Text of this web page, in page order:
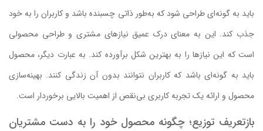
باید به گونه‌ای طراحی شود که به‌طور ذاتی چسبنده باشد و کاربران را به خود
جذب کند. این به معنای درک عمیق نیازهای مشتری و طراحی محصولی
است که این نیازها را به بهترین شکل برآورده کند. به عبارت دیگر، محصول
باید به گونه‌ای باشد که کاربران نتوانند بدون آن زندگی کنند. بهینه‌سازی
محصول و ارائه یک تجربه کاربری بی‌نقص از اهمیت بالایی برخوردار است.
بازتعریف توزیع؛ چگونه محصول خود را به دست مشتریان